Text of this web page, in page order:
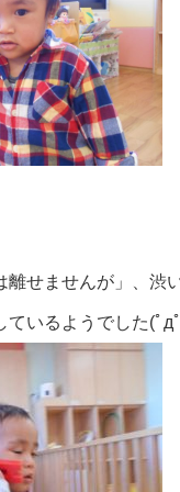
離せませんが」、渋
いるようでした(ﾟдﾟ